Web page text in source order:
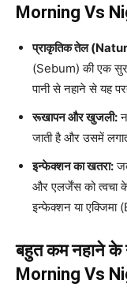
Morning Vs
प्राकृतिक तेल
(Sebum) की एक
पानी से नहाने से यह
रूखापन और खुजली:
जाती है और उसमें
इन्फेक्शन का खतरा:
और एलर्जेंस को त्वचा
इन्फेक्शन या
बहुत कम नहाने
Morning Vs